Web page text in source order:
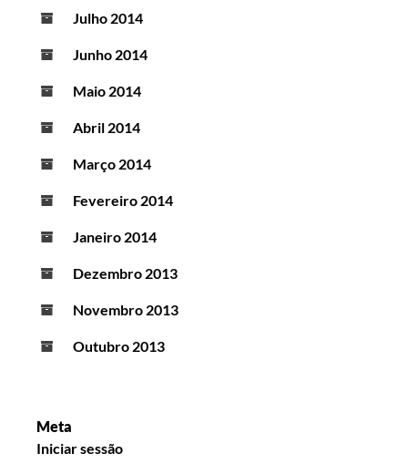
Julho 2014
Junho 2014
Maio 2014
Abril 2014
Março 2014
Fevereiro 2014
Janeiro 2014
Dezembro 2013
Novembro 2013
Outubro 2013
Meta
Iniciar sessão